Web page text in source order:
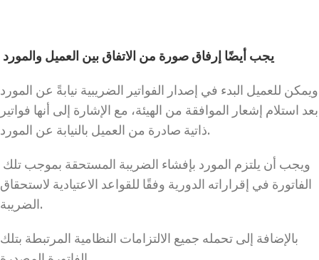
ويمكن للعميل البدء في إصدار الفواتير الضريبية نيابةً عن المورد
بعد استلام إشعار الموافقة من الهيئة، مع الإشارة إلى أنها فواتير
ذاتية صادرة من العميل بالنيابة عن المورد.
الفاتورة في إقراراته الدورية وفقًا للقواعد الاعتيادية لاستحقاق
الضريبة.
بالإضافة إلى تحمله جميع الالتزامات النظامية المرتبطة بتلك